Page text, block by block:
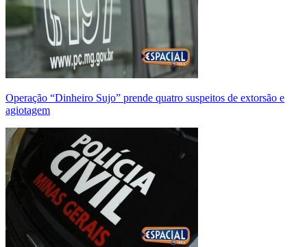
Operação “Dinheiro Sujo” prende quatro suspeitos de extorsão e
agiotagem